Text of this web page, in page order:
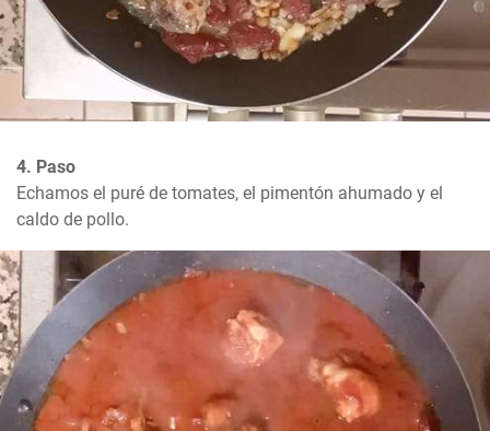
4. Paso
Echamos el puré de tomates, el pimentón ahumado y el
caldo de pollo.